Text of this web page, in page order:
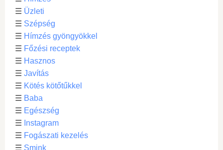
☰ Üzleti
☰ Szépség
☰ Hímzés gyöngyökkel
☰ Főzési receptek
☰ Hasznos
☰ Javítás
☰ Kötés kötőtűkkel
☰ Baba
☰ Egészség
☰ Instagram
☰ Fogászati kezelés
☰ Smink